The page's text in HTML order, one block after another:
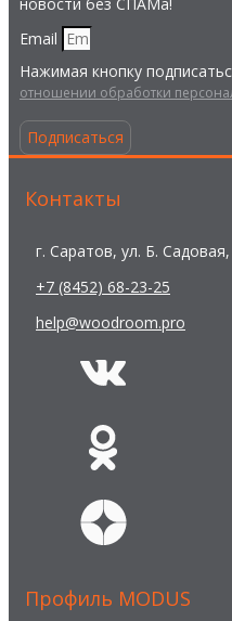
новости без СПАМа!
Email
Нажимая кнопку
отношении обработки
Подписаться
Контакты
г. Саратов, ул. Б.
+7 (8452) 68-23-25
help@woodroom.pro
Профиль MODUS